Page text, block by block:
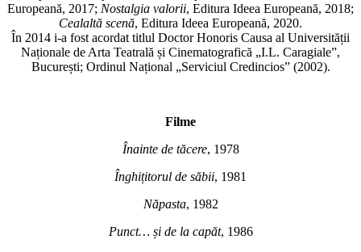
Europeană, 2017; Nostalgia valorii, Editura Ideea Europeană, 2018;
Cealaltă scenă, Editura Ideea Europeană, 2020.
În 2014 i-a fost acordat titlul Doctor Honoris Causa al Universității
Naționale de Arta Teatrală și Cinematografică „I.L. Caragiale”,
București; Ordinul Național „Serviciul Credincios” (2002).
Filme
Înainte de tăcere, 1978
Înghițitorul de săbii, 1981
Năpasta, 1982
Punct… și de la capăt, 1986